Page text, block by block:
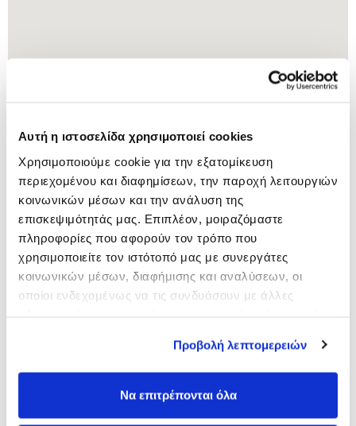
Αυτή η ιστοσελίδα χρησιμοποιεί cookies
Χρησιμοποιούμε cookie για την εξατομίκευση
περιεχομένου και διαφημίσεων, την παροχή λειτουργιών
κοινωνικών μέσων και την ανάλυση της
επισκεψιμότητάς μας. Επιπλέον, μοιραζόμαστε
πληροφορίες που αφορούν τον τρόπο που
χρησιμοποιείτε τον ιστότοπό μας με συνεργάτες
κοινωνικών μέσων, διαφήμισης και αναλύσεων, οι
οποίοι ενδεχομένως να τις συνδυάσουν με άλλες
Προβολή λεπτομερειών
Να επιτρέπονται όλα
ΑΓΙΑΝΝΙΔΟΥ ΕΛΕΝΗ
811 01
Agiasos
2382023658
ΑΖΕΠΗ ΕΛΕΝΗ
, 551 34
Municipality
ΒΑΙΤΣΗ ΠΟΛΥΞΕΝΗ
521 00Chloi
2467022825
Ipatias 55,543 51
2316025639